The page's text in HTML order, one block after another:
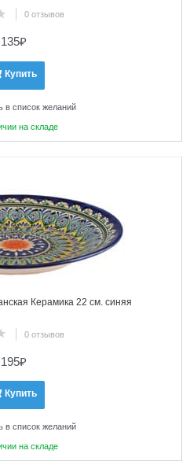
0 отзывов
135₽
Купить
в список желаний
на складе
Керамика 22 см. синяя
0 отзывов
195₽
Купить
в список желаний
на складе